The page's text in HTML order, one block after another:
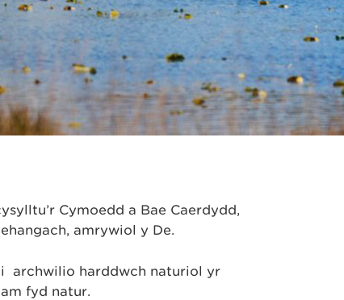
Cymoedd a Bae Caerdydd,
amrywiol y De.
i archwilio harddwch naturiol yr
fyd natur.